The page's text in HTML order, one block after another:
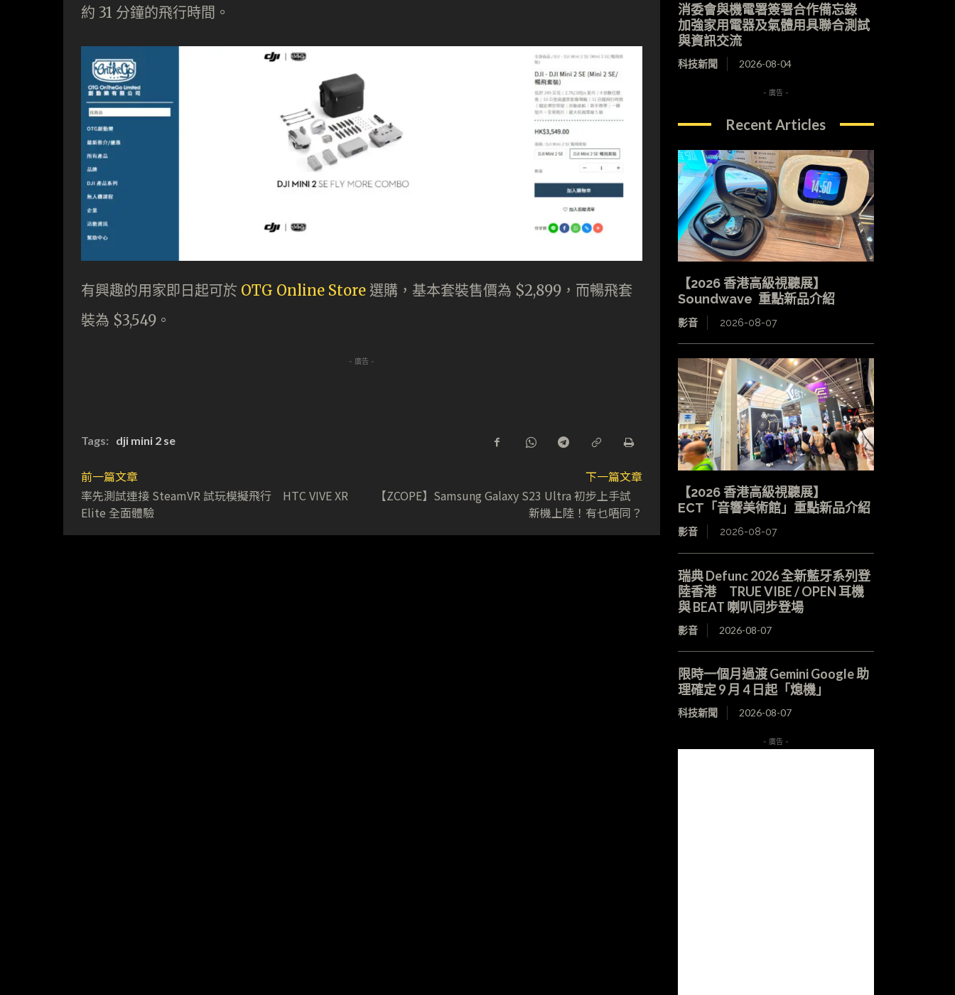
約 31 分鐘的飛行時間。
有興趣的用家即日起可於 OTG Online Store 選購，基本套裝售價為 $2,899，而暢飛套
裝為 $3,549。
- 廣告 -
Tags: dji mini 2 se
前一篇文章
率先測試連接 SteamVR 試玩模擬飛行 HTC VIVE XR
Elite 全面體驗
下一篇文章
【ZCOPE】Samsung Galaxy S23 Ultra 初步上手試
新機上陸！有乜唔同？
消委會與機電署簽署合作備忘錄
加強家用電器及氣體用具聯合測試
與資訊交流
科技新聞 2026-08-04
- 廣告 -
Recent Articles
【2026 香港高級視聽展】
Soundwave 重點新品介紹
影音 2026-08-07
【2026 香港高級視聽展】
ECT「音響美術館」重點新品介紹
影音 2026-08-07
瑞典 Defunc 2026 全新藍牙系列登
陸香港 TRUE VIBE / OPEN 耳機
與 BEAT 喇叭同步登場
影音 2026-08-07
限時一個月過渡 Gemini Google 助
理確定 9 月 4 日起「熄機」
科技新聞 2026-08-07
- 廣告 -